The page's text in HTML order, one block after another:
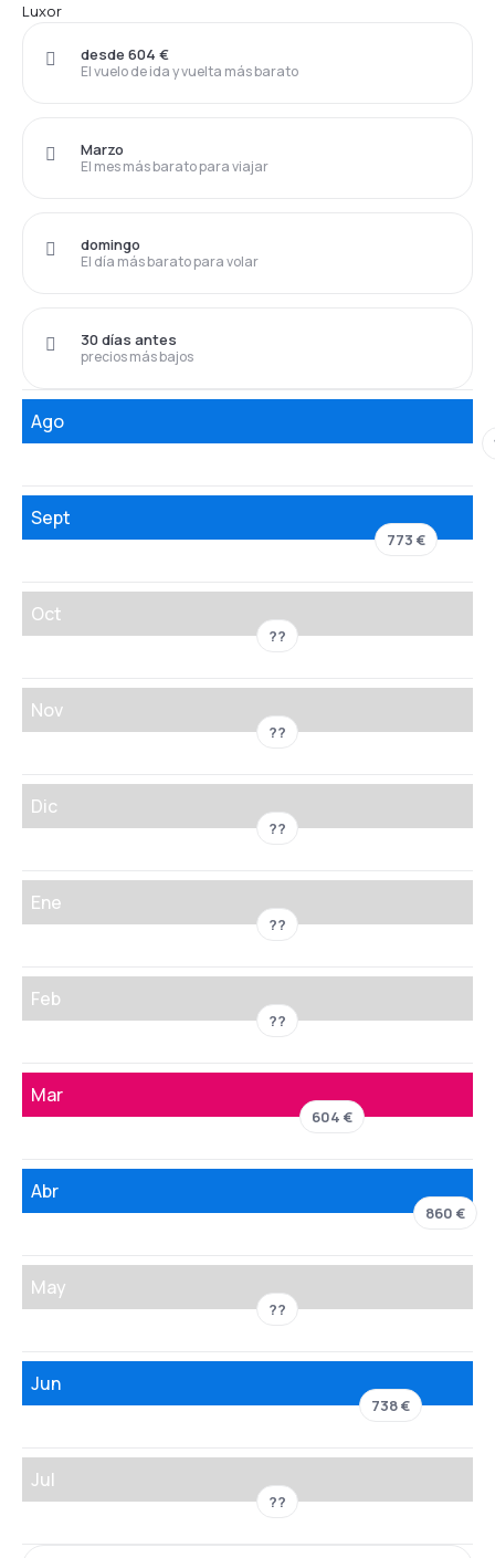
Luxor
El vuelo de ida y vuelta más barato
desde 604 €
El mes más barato para viajar
Marzo
El día más barato para volar
domingo
precios más bajos
30 días antes
Ago
Sept
773 €
Oct
??
Nov
??
Dic
??
Ene
??
Feb
??
Mar
604 €
Abr
860 €
May
??
Jun
738 €
Jul
??